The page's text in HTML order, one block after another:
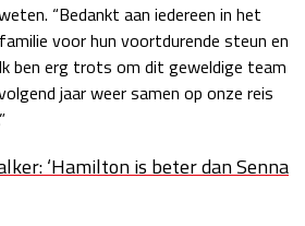
“Bedankt aan iedereen in het
voor hun voortdurende steun en
ben erg trots om dit geweldige team
jaar weer samen op onze reis
‘Hamilton is beter dan Senna